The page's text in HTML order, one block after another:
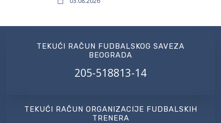
TEKUĆI RAČUN FUDBALSKOG SAVEZA
BEOGRADA
205-518813-14
TEKUĆI RAČUN ORGANIZACIJE FUDBALSKIH
TRENERA